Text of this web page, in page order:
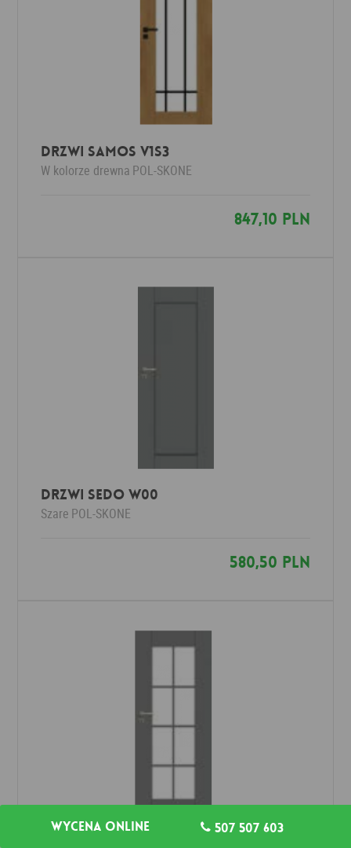
Wycena online 507 507 603
Drzwi SAMOS V1S3
W kolorze drewna POL-SKONE
847,10 PLN
Drzwi SEDO W00
Szare POL-SKONE
580,50 PLN
Drzwi SEDO W01S8